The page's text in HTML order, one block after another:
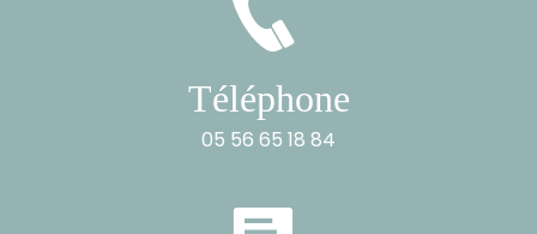
Téléphone
05 56 65 18 84